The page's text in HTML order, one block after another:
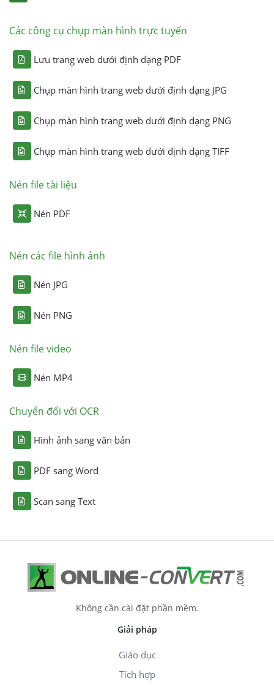
Các công cụ chụp màn hình trực tuyến
Lưu trang web dưới định dạng PDF
Chụp màn hình trang web dưới định dạng JPG
Chụp màn hình trang web dưới định dạng PNG
Chụp màn hình trang web dưới định dạng TIFF
Nén file tài liệu
Nén PDF
Nén các file hình ảnh
Nén JPG
Nén PNG
Nén file video
Nén MP4
Chuyển đổi với OCR
Hình ảnh sang văn bản
PDF sang Word
Scan sang Text
Không cần cài đặt phần mềm.
Giải pháp
Giáo dục
Tích hợp